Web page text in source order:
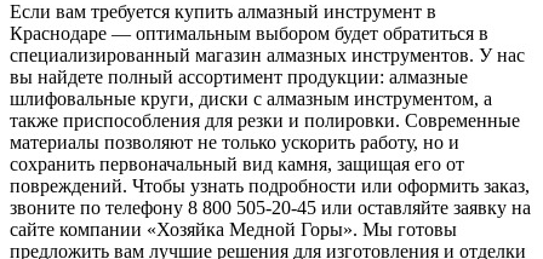
Если вам требуется купить алмазный инструмент в
Краснодаре — оптимальным выбором будет обратиться в
специализированный магазин алмазных инструментов. У нас
вы найдете полный ассортимент продукции: алмазные
шлифовальные круги, диски с алмазным инструментом, а
также приспособления для резки и полировки. Современные
материалы позволяют не только ускорить работу, но и
сохранить первоначальный вид камня, защищая его от
повреждений. Чтобы узнать подробности или оформить заказ,
звоните по телефону 8 800 505-20-45 или оставляйте заявку на
сайте компании «Хозяйка Медной Горы». Мы готовы
предложить вам лучшие решения для изготовления и отделки